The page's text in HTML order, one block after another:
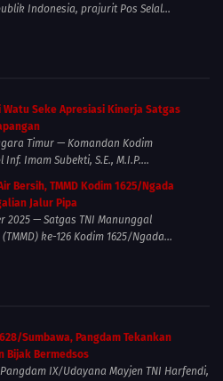
Indonesia, prajurit Pos Selal...
Watu Seke Apresiasi Kinerja Satgas
Timur — Komandan Kodim
Imam Subekti, S.E., M.I.P....
Bersih, TMMD Kodim 1625/Ngada
Jalur Pipa
2025 — Satgas TNI Manunggal
ke-126 Kodim 1625/Ngada...
Sumbawa, Pangdam Tekankan
Bijak Bermedsos
IX/Udayana Mayjen TNI Harfendi,